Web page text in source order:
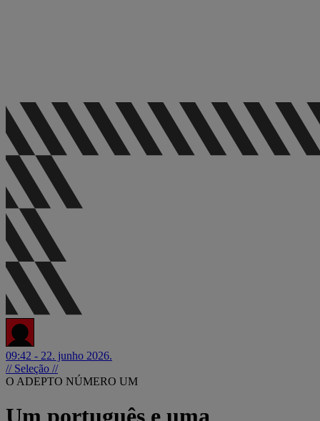
09:42 - 22. junho 2026.
// Seleção //
O ADEPTO NÚMERO UM